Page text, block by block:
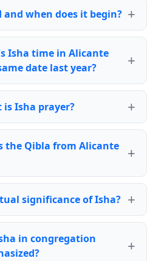
and when does it begin?
Isha time in Alicante
date last year?
Isha prayer?
the Qibla from Alicante
significance of Isha?
in congregation